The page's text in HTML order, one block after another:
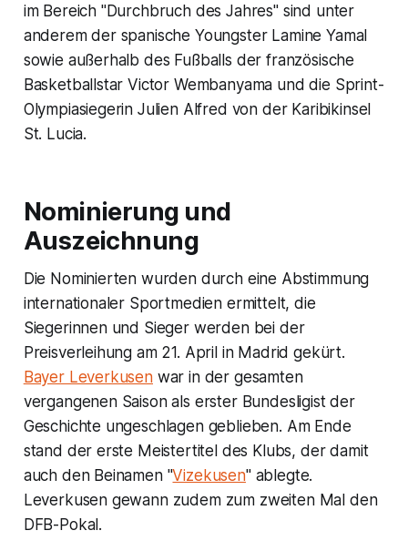
im Bereich "Durchbruch des Jahres" sind unter
anderem der spanische Youngster Lamine Yamal
sowie außerhalb des Fußballs der französische
Basketballstar Victor Wembanyama und die Sprint-
Olympiasiegerin Julien Alfred von der Karibikinsel
St. Lucia.
Nominierung und
Auszeichnung
Die Nominierten wurden durch eine Abstimmung
internationaler Sportmedien ermittelt, die
Siegerinnen und Sieger werden bei der
Preisverleihung am 21. April in Madrid gekürt.
Bayer Leverkusenwar in der gesamten
vergangenen Saison als erster Bundesligist der
Geschichte ungeschlagen geblieben. Am Ende
stand der erste Meistertitel des Klubs, der damit
auch den Beinamen "Vizekusen" ablegte.
Leverkusen gewann zudem zum zweiten Mal den
DFB-Pokal.